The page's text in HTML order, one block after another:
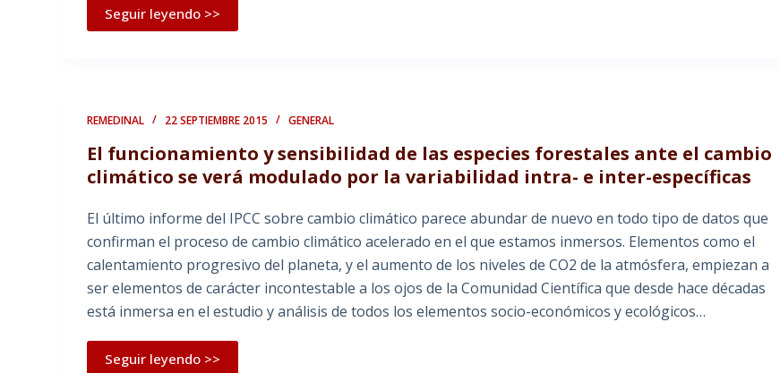
Seguir leyendo >>
REMEDINAL 22 SEPTIEMBRE 2015 GENERAL
El funcionamiento y sensibilidad de las especies forestales ante el cambio
climático se verá modulado por la variabilidad intra- e inter-específicas
El último informe del IPCC sobre cambio climático parece abundar de nuevo en todo tipo de datos que
confirman el proceso de cambio climático acelerado en el que estamos inmersos. Elementos como el
calentamiento progresivo del planeta, y el aumento de los niveles de CO2 de la atmósfera, empiezan a
ser elementos de carácter incontestable a los ojos de la Comunidad Científica que desde hace décadas
está inmersa en el estudio y análisis de todos los elementos socio-económicos y ecológicos…
Seguir leyendo >>